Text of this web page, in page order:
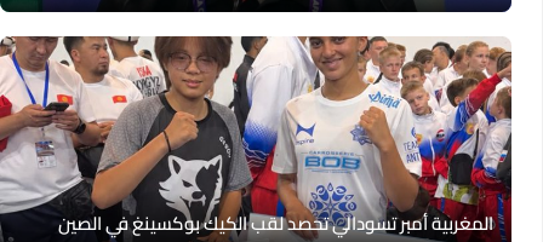
المغربية أمبر تسودالي تحصد لقب الكيك بوكسينغ في الصين